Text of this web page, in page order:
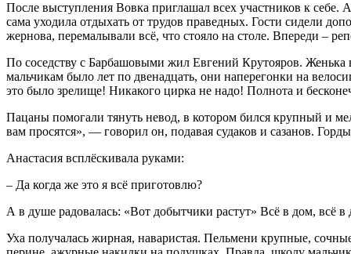
После выступления Вовка приглашал всех участников к
сама уходила отдыхать от трудов праведных. Гости сидели
жернова, перемалывали всё, что стояло на столе. Впереди –
По соседству с Барбашовыми жил Евгений Крутояров. Женька
мальчикам было лет по двенадцать, они наперегонки на
это было зрелище! Никакого цирка не надо! Полнота и
Пацаны помогали тянуть невод, в котором бился крупный и
вам просятся», — говорил он, подавая судаков и сазанов.
Анастасия всплёскивала руками:
– Да когда же это я всё приготовлю?
А в душе радовалась: «Вот добытчики растут» Всё в дом,
Уха получалась жирная, наваристая. Пельмени крупные,